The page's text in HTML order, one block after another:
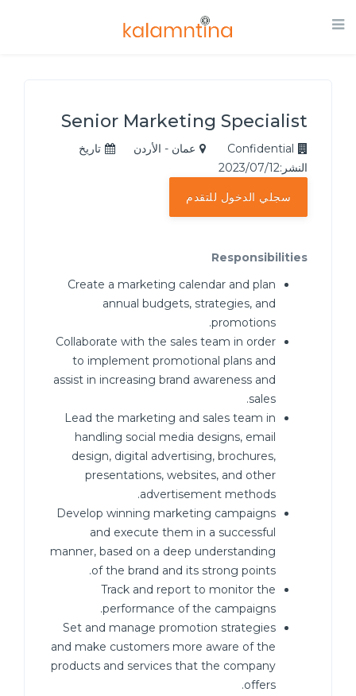
Senior Marketing Specialist
Confidential عمان - الأردن
تاريخ
النشر:2023/07/12
سجلي الدخول للتقدم
Responsibilities
Create a marketing calendar and plan
annual budgets, strategies, and
promotions.
Collaborate with the sales team in order
to implement promotional plans and
assist in increasing brand awareness and
sales.
Lead the marketing and sales team in
handling social media designs, email
design, digital advertising, brochures,
presentations, websites, and other
advertisement methods.
Develop winning marketing campaigns
and execute them in a successful
manner, based on a deep understanding
of the brand and its strong points.
Track and report to monitor the
performance of the campaigns.
Set and manage promotion strategies
and make customers more aware of the
products and services that the company
offers.